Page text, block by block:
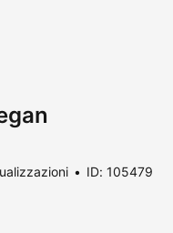
ID: 105479